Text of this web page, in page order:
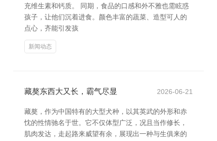
充维生素和钙质。 同期，食品的口感和外不雅也需眩惑
孩子，让他们沉着进食。颜色丰富的蔬菜、造型可人的
点心，齐能引发孩
新闻动态
藏獒东西大又长，霸气尽显 2026-06-21
藏獒，作为中国特有的大型犬种，以其英武的外形和赤
忱的性情驰名于世。它不仅体型广泛，况且当作修长，
肌肉发达，走起路来威望有余，展现出一种与生俱来的